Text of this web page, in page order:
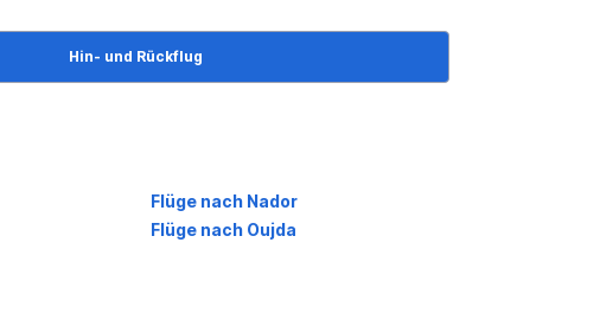
Hin- und Rückflug
Flüge nach Nador
Flüge nach Oujda